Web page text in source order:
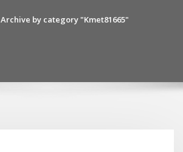
Archive by category "Kmet81665"